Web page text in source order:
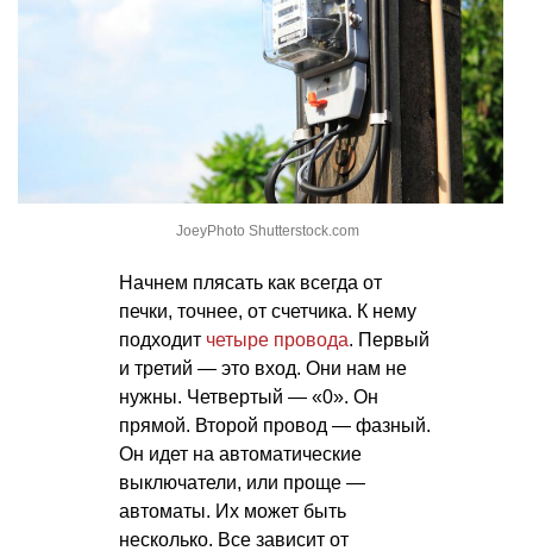
JoeyPhoto Shutterstock.com
Начнем плясать как всегда от
печки, точнее, от счетчика. К нему
подходит четыре провода. Первый
и третий — это вход. Они нам не
нужны. Четвертый — «0». Он
прямой. Второй провод — фазный.
Он идет на автоматические
выключатели, или проще —
автоматы. Их может быть
несколько. Все зависит от